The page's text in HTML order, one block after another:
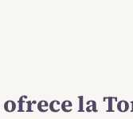
la